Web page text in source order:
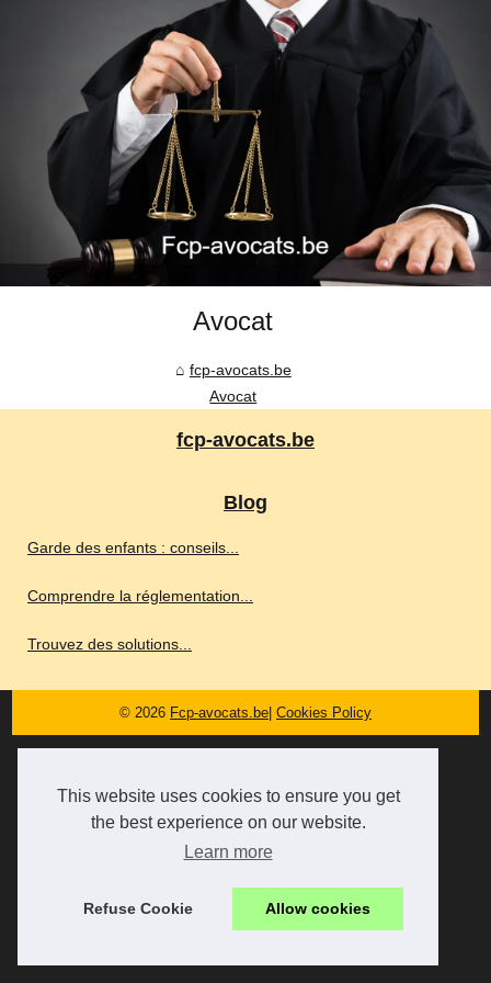
This website uses cookies to ensure you get
the best experience on our website.
Learn more
Refuse Cookie Allow cookies
Avocat
fcp-avocats.be
Avocat
fcp-avocats.be
Blog
Garde des enfants : conseils...
Comprendre la réglementation...
Trouvez des solutions...
© 2026 Fcp-avocats.be Cookies Policy